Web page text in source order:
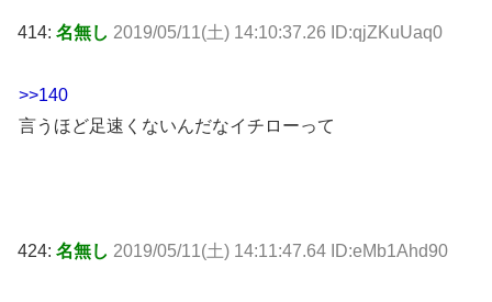
414: 名無し 2019/05/11(土) 14:10:37.26 ID:qjZKuUaq0
>>140
言うほど足速くないんだなイチローって
424: 名無し 2019/05/11(土) 14:11:47.64 ID:eMb1Ahd90